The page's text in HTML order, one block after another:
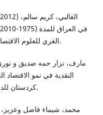
الغري للعلوم الاقتصادية والإدارية، مجلد 8، العدد 25، 29-52.
كردستان للدراسات الاستراتيجية، العدد 4، 127-150.